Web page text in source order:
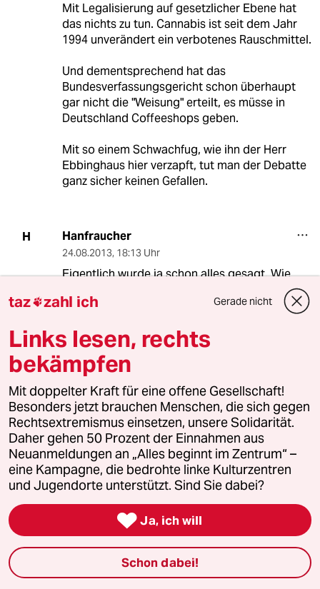
Mit Legalisierung auf gesetzlicher Ebene hat
das nichts zu tun. Cannabis ist seit dem Jahr
1994 unverändert ein verbotenes Rauschmittel.
Und dementsprechend hat das
Bundesverfassungsgericht schon überhaupt
gar nicht die "Weisung" erteilt, es müsse in
Deutschland Coffeeshops geben.
Mit so einem Schwachfug, wie ihn der Herr
Ebbinghaus hier verzapft, tut man der Debatte
ganz sicher keinen Gefallen.
H Hanfraucher
24.08.2013, 18:13 Uhr
Eigentlich wurde ja schon alles gesagt. Wie
immer vor der Wahl, versuchen die Grünen ein
paar Erstwähler zu ködern.
Abgesehen davon, selbst Holland musste auf
EU-Druck seine Drogenpolitik verschärfen, da
glaub ich kaum, dass es in D besser wird.
A asari
24.08.2013,17:08 Uhr
Ist es wirklich so einfach? - Anders als Alkohol
ist die Wirksamkeit von THC schwer bis gar
nicht kalkulierbar. Wer vermag Grenzwerte
festzulegen, unterhalb derer Autos, Busse oder
LKWs zu führen, Flugzeuge zu fliegen oder
Patienten zu operieren gestattet ist? - Der
regelmäßige Gebrauch von Drogen unterliegt
aus gutem Grund einer gesellschaftlichen
taz zahl ich Gerade nicht
Links lesen, rechts
bekämpfen
Mit doppelter Kraft für eine offene Gesellschaft!
Besonders jetzt brauchen Menschen, die sich gegen
Rechtsextremismus einsetzen, unsere Solidarität.
Daher gehen 50 Prozent der Einnahmen aus
Neuanmeldungen an „Alles beginnt im Zentrum“ –
eine Kampagne, die bedrohte linke Kulturzentren
und Jugendorte unterstützt. Sind Sie dabei?
 Ja, ich will
Schon dabei!